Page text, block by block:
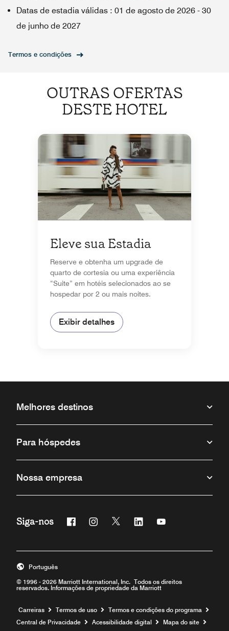
Datas de estadia válidas : 01 de agosto de 2026 - 30
de junho de 2027
Termos e condições
OUTRAS OFERTAS
DESTE HOTEL
Eleve sua Estadia
Reserve e obtenha um upgrade de
quarto de cortesia ou uma experiência
“Suite” em hotéis selecionados ao se
hospedar por 2 ou mais noites.
Exibir detalhes
Melhores destinos
Para hóspedes
Nossa empresa
Siga-nos FacebookInstagram
Twitter Linkedin
© 1996 - 2026 Marriott International, Inc. Todos os direitos
reservados. Informações de propriedade da Marriott
Português
Carreiras Termos de uso
Termos e condições do programa
Central de Privacidade
Acessibilidade digital
Mapa do site